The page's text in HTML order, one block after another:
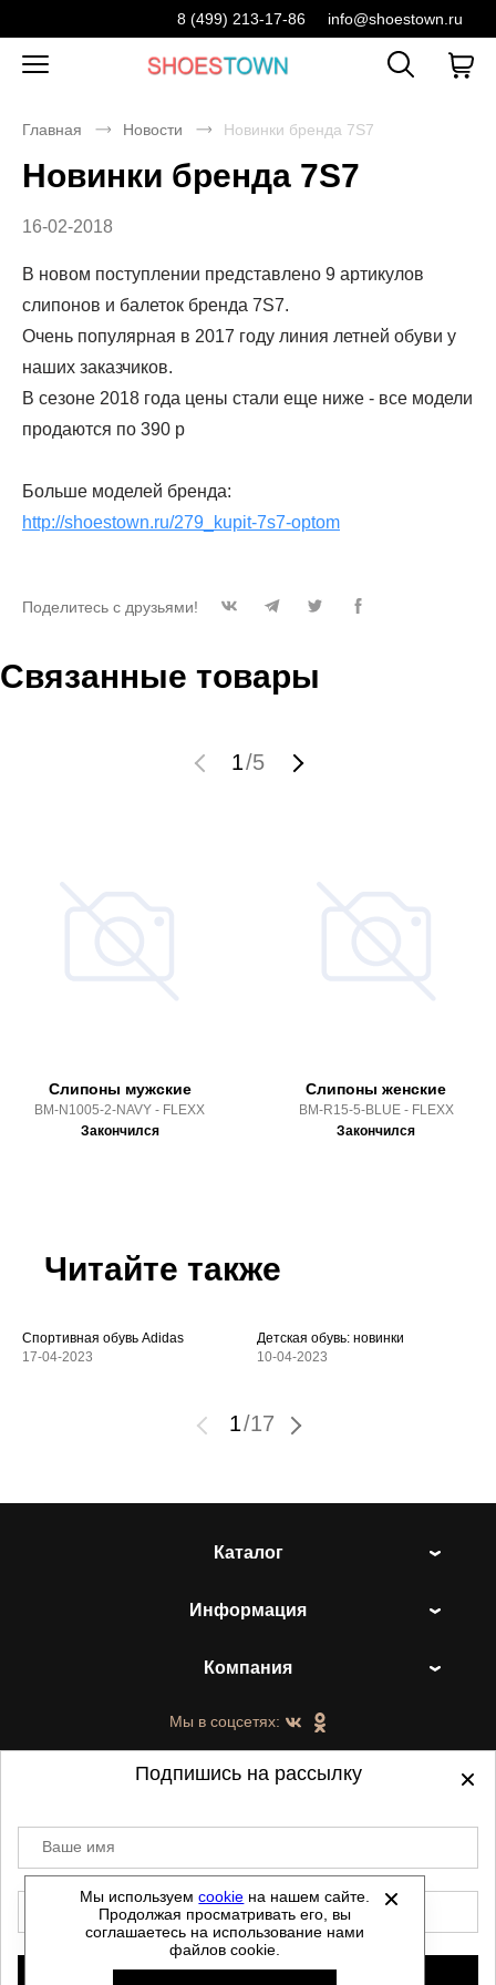
8 (499) 213-17-86 info@shoestown.ru
Главная Новости Новинки бренда 7S7
Новинки бренда 7S7
16-02-2018
В новом поступлении представлено 9 артикулов
слипонов и балеток бренда 7S7.
Очень популярная в 2017 году линия летней обуви у
наших заказчиков.
В сезоне 2018 года цены стали еще ниже - все модели
продаются по 390 р
Больше моделей бренда:
http://shoestown.ru/279_kupit-7s7-optom
Поделитесь с друзьями!
Связанные товары
1/5
Слипоны мужские
BM-N1005-2-NAVY - FLEXX
Закончился
Слипоны женские
BM-R15-5-BLUE - FLEXX
Закончился
Читайте также
Спортивная обувь Adidas
17-04-2023
Детская обувь: новинки
10-04-2023
1/17
Каталог
Информация
Компания
Мы в соцсетях:
©2021-2026 - ShoesTown.ru - все права
защищены.
Данный сайт не является интернет магазином и
не является публичной офертой.
Политика обработки персональных данных
Мы используемcookie на нашем сайте.
Продолжая просматривать его, вы
соглашаетесь на использование нами
файлов cookie.
Подпишись на рассылку
Ваше имя